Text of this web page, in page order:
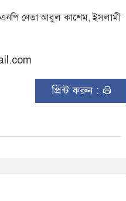
নেতা আবুল কাশেম, ইসলামী
প্রিন্ট করুন :